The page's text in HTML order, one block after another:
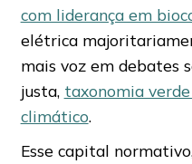
com liderança em
elétrica
mais voz em debates
justa, taxonomia
climático.
Esse capital